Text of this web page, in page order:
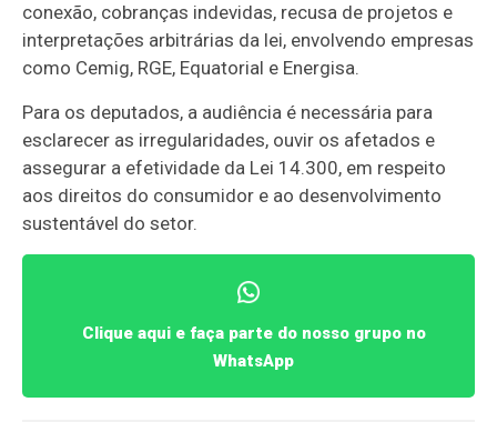
conexão, cobranças indevidas, recusa de projetos e
interpretações arbitrárias da lei, envolvendo empresas
como Cemig, RGE, Equatorial e Energisa.
Para os deputados, a audiência é necessária para
esclarecer as irregularidades, ouvir os afetados e
assegurar a efetividade da Lei 14.300, em respeito
aos direitos do consumidor e ao desenvolvimento
sustentável do setor.
Clique aqui e faça parte do nosso grupo no
WhatsApp